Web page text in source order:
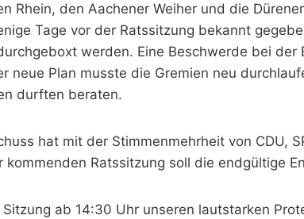
Rhein, den Aachener Weiher und die
Tage vor der Ratssitzung bekannt
werden. Eine Beschwerde bei der
neue Plan musste die Gremien neu
durften beraten.
hat mit der Stimmenmehrheit von CDU,
kommenden Ratssitzung soll die endgültige
ab 14:30 Uhr unseren lautstarken